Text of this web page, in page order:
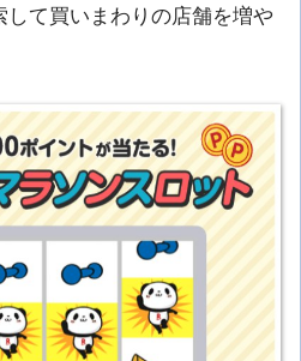
て買いまわりの店舗を増や